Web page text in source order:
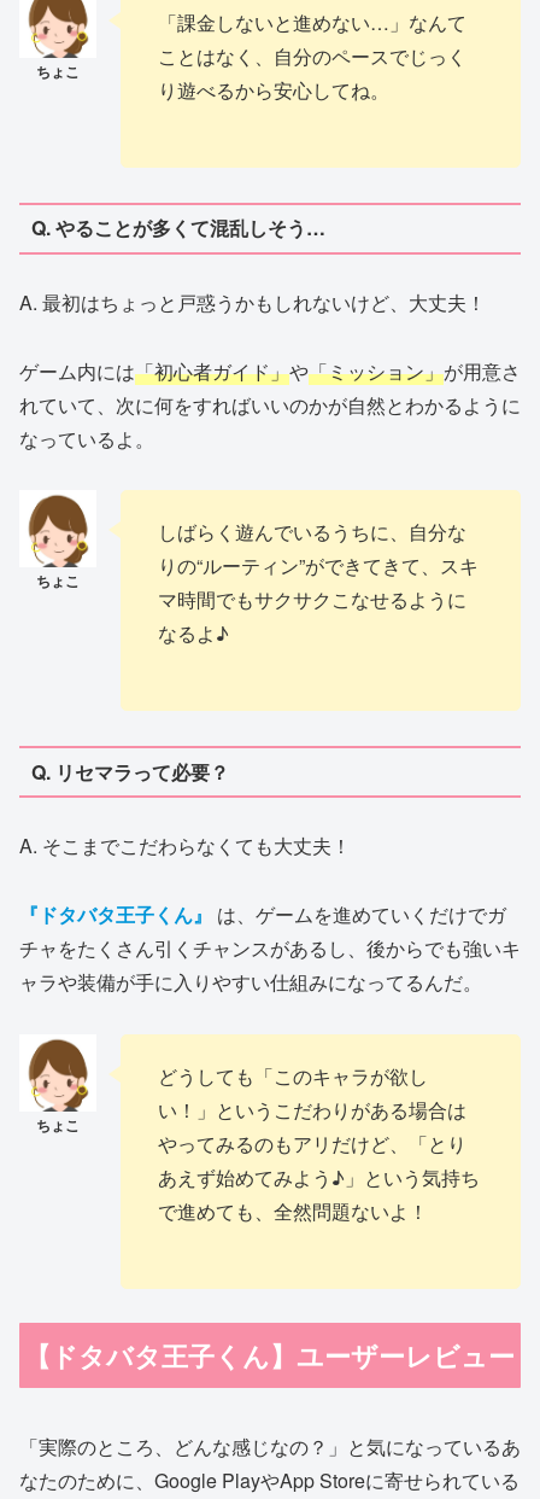
「課金しないと進めない…」なんて
ことはなく、自分のペースでじっく
り遊べるから安心してね。
Q. やることが多くて混乱しそう…
A. 最初はちょっと戸惑うかもしれないけど、大丈夫！
ゲーム内には「初心者ガイド」や「ミッション」が用意さ
れていて、次に何をすればいいのかが自然とわかるように
なっているよ。
しばらく遊んでいるうちに、自分な
りの“ルーティン”ができてきて、スキ
マ時間でもサクサクこなせるように
なるよ♪
Q. リセマラって必要？
A. そこまでこだわらなくても大丈夫！
『ドタバタ王子くん』
は、ゲームを進めていくだけでガ
チャをたくさん引くチャンスがあるし、後からでも強いキ
ャラや装備が手に入りやすい仕組みになってるんだ。
どうしても「このキャラが欲し
い！」というこだわりがある場合は
やってみるのもアリだけど、「とり
あえず始めてみよう♪」という気持ち
で進めても、全然問題ないよ！
【ドタバタ王子くん】ユーザーレビュー
「実際のところ、どんな感じなの？」と気になっているあ
なたのために、Google PlayやApp Storeに寄せられている